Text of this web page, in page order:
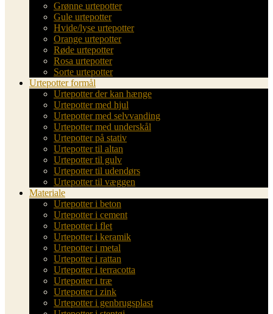
Grønne urtepotter
Gule urtepotter
Hvide/lyse urtepotter
Orange urtepotter
Røde urtepotter
Rosa urtepotter
Sorte urtepotter
Urtepotter formål
Urtepotter der kan hænge
Urtepotter med hjul
Urtepotter med selvvanding
Urtepotter med underskål
Urtepotter på stativ
Urtepotter til altan
Urtepotter til gulv
Urtepotter til udendørs
Urtepotter til væggen
Materiale
Urtepotter i beton
Urtepotter i cement
Urtepotter i flet
Urtepotter i keramik
Urtepotter i metal
Urtepotter i rattan
Urtepotter i terracotta
Urtepotter i træ
Urtepotter i zink
Urtepotter i genbrugsplast